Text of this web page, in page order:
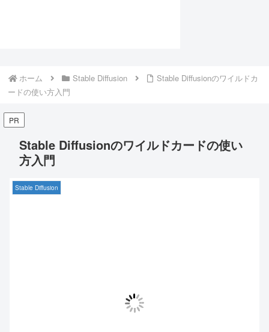
ホーム Stable Diffusion
Stable Diffusionのワイルドカ
ードの使い方入門
PR
Stable Diffusionのワイルドカードの使い
方入門
Stable Diffusion